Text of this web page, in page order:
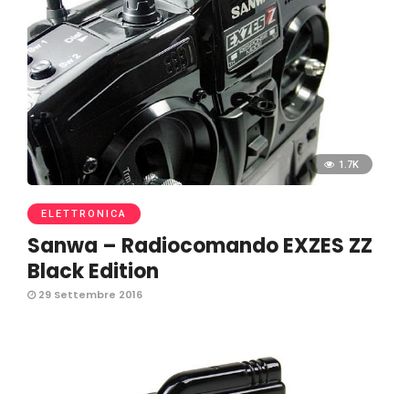
1.7K
ELETTRONICA
Sanwa – Radiocomando EXZES ZZ
Black Edition
29 Settembre 2016